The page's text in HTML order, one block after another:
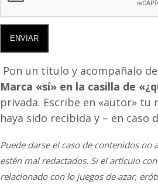
ENVIAR
Pon un título y acompañalo
Marca «sí» en la casilla de
privada. Escribe en «autor»
haya sido recibida y – en caso
Puede darse el caso de contenidos
estén mal redactados. Si el artículo
relacionado con lo juegos de azar,